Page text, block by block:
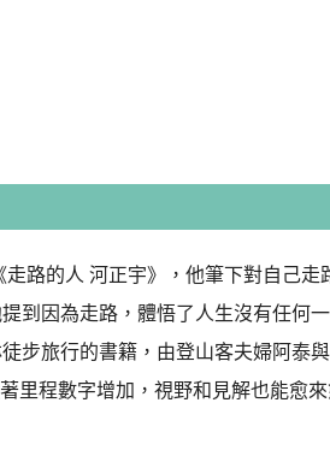
路的人 河正宇》，他筆下對自己走
到因為走路，體悟了人生沒有任何
步旅行的書籍，由登山客夫婦阿泰
里程數字增加，視野和見解也能愈